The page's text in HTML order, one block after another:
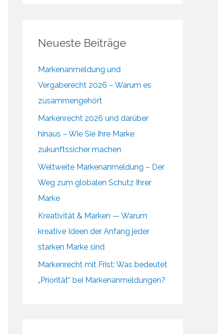
Neueste Beiträge
Markenanmeldung und
Vergaberecht 2026 – Warum es
zusammengehört
Markenrecht 2026 und darüber
hinaus – Wie Sie Ihre Marke
zukunftssicher machen
Weltweite Markenanmeldung – Der
Weg zum globalen Schutz Ihrer
Marke
Kreativität & Marken — Warum
kreative Ideen der Anfang jeder
starken Marke sind
Markenrecht mit Frist: Was bedeutet
„Priorität“ bei Markenanmeldungen?